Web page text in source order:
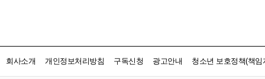
회사소개 개인정보처리방침 구독신청 광고안내 청소년 보호정책(책임